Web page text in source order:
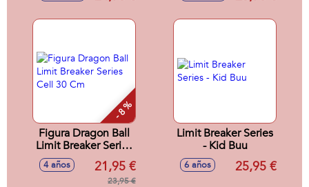
- 8 %
Figura Dragon Ball
Limit Breaker Series
Cell 30 Cm
4 años 21,95 €
23,95 €
Limit Breaker Series
- Kid Buu
6 años 25,95 €